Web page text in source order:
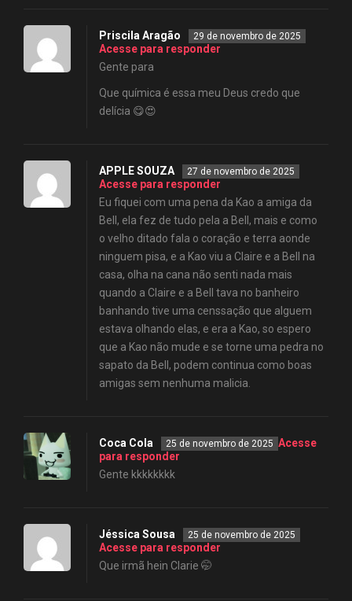
Priscila Aragão 29 de novembro de 2025
Acesse para responder
Gente para
Que química é essa meu Deus credo que
delícia 😋😍
APPLE SOUZA 27 de novembro de 2025
Acesse para responder
Eu fiquei com uma pena da Kao a amiga da
Bell, ela fez de tudo pela a Bell, mais e como
o velho ditado fala o coração e terra aonde
ninguem pisa, e a Kao viu a Claire e a Bell na
casa, olha na cana não senti nada mais
quando a Claire e a Bell tava no banheiro
banhando tive uma censsação que alguem
estava olhando elas, e era a Kao, so espero
que a Kao não mude e se torne uma pedra no
sapato da Bell, podem continua como boas
amigas sem nenhuma malicia.
Coca Cola 25 de novembro de 2025 Acesse
para responder
Gente kkkkkkkk
Jéssica Sousa 25 de novembro de 2025
Acesse para responder
Que irmã hein Clarie 🤭